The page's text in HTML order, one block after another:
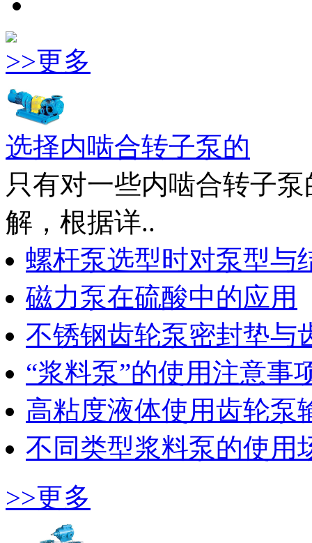
>>更多
选择内啮合转子泵的
只有对一些内啮合转子
解，根据详..
螺杆泵选型时对泵型与
磁力泵在硫酸中的应用
不锈钢齿轮泵密封垫与
“浆料泵”的使用注意事
高粘度液体使用齿轮泵
不同类型浆料泵的使用
>>更多